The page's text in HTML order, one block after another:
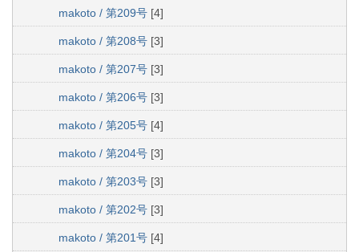
makoto / 第209号 [4]
makoto / 第208号 [3]
makoto / 第207号 [3]
makoto / 第206号 [3]
makoto / 第205号 [4]
makoto / 第204号 [3]
makoto / 第203号 [3]
makoto / 第202号 [3]
makoto / 第201号 [4]